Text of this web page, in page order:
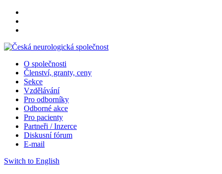
O společnosti
Členství, granty, ceny
Sekce
Vzdělávání
Pro odborníky
Odborné akce
Pro pacienty
Partneři / Inzerce
Diskusní fórum
E-mail
Switch to English